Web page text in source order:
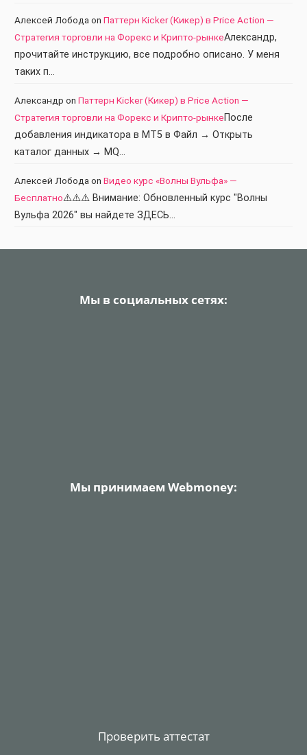
Алексей Лобода on Паттерн Kicker (Кикер) в Price Action —
Стратегия торговли на Форекс и Крипто-рынкеАлександр,
прочитайте инструкцию, все подробно описано. У меня
таких п…
Александр on Паттерн Kicker (Кикер) в Price Action —
Стратегия торговли на Форекс и Крипто-рынкеПосле
добавления индикатора в МТ5 в Файл → Открыть
каталог данных → MQ…
Алексей Лобода on Видео курс «Волны Вульфа» —
Бесплатно⚠️⚠️⚠️ Внимание: Обновленный курс "Волны
Вульфа 2026" вы найдете ЗДЕСЬ…
Мы в социальных сетях:
Мы принимаем Webmoney:
Проверить аттестат